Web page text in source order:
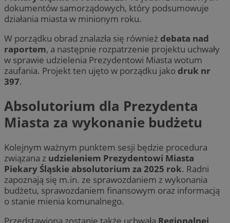
dokumentów samorządowych, który podsumowuje
działania miasta w minionym roku.
W porządku obrad znalazła się również debata nad
raportem, a następnie rozpatrzenie projektu uchwały
w sprawie udzielenia Prezydentowi Miasta wotum
zaufania. Projekt ten ujęto w porządku jako druk nr
397.
Absolutorium dla Prezydenta
Miasta za wykonanie budżetu
Kolejnym ważnym punktem sesji będzie procedura
związana z udzieleniem Prezydentowi Miasta
Piekary Śląskie absolutorium za 2025 rok. Radni
zapoznają się m.in. ze sprawozdaniem z wykonania
budżetu, sprawozdaniem finansowym oraz informacją
o stanie mienia komunalnego.